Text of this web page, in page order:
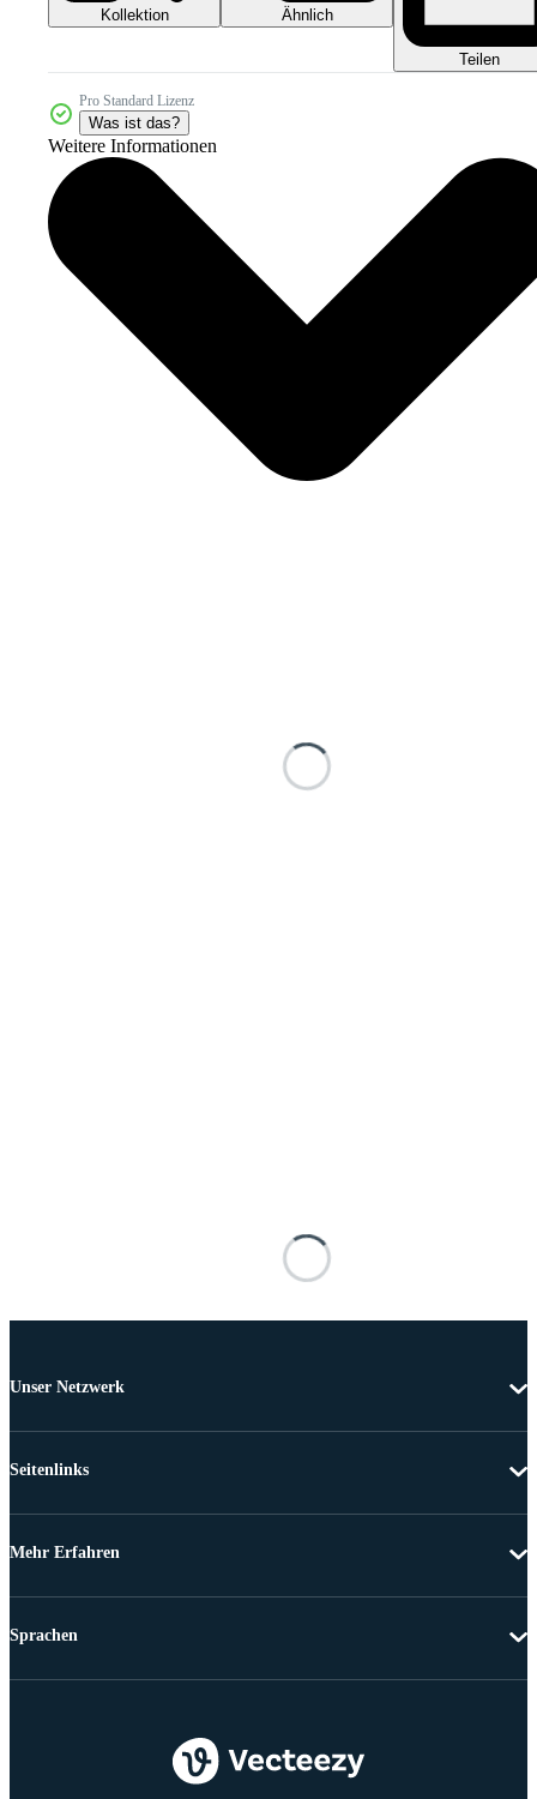
Kollektion Ähnlich
Teilen
Pro Standard Lizenz
Was ist das?
Weitere Informationen
Unser Netzwerk
Seitenlinks
Mehr Erfahren
Sprachen